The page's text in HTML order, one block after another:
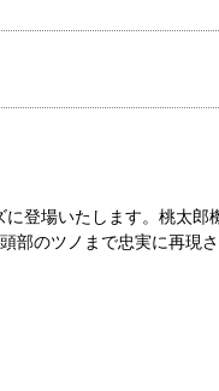
登場いたします。桃太郎
部のツノまで忠実に再現